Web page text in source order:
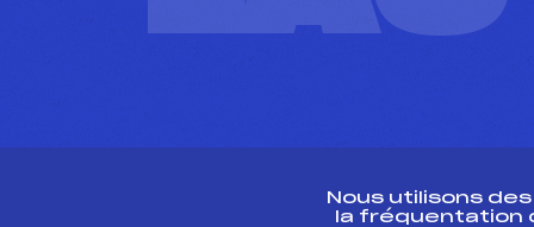
Nous utilisons
la fréquentation